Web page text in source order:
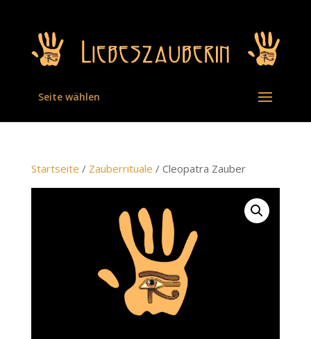
Seite wählen
Startseite / Zauberrituale / Cleopatra Zauber